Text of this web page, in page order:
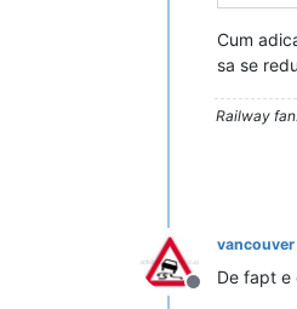
Cum
sa se
Railway
Deconectat
vancouver
De fapt e